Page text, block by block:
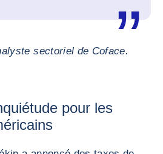
sectoriel de Coface.
pour les